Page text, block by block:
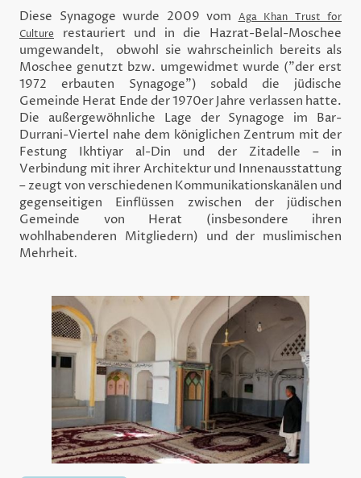
Diese Synagoge wurde 2009 vomAga Khan Trust for
Culture
restauriert und in die Hazrat-Belal-Moschee
umgewandelt, obwohl sie wahrscheinlich bereits als
Moschee genutzt bzw. umgewidmet wurde ("der erst
1972 erbauten Synagoge") sobald die jüdische
Gemeinde Herat Ende der 1970er Jahre verlassen hatte.
Die außergewöhnliche Lage der Synagoge im Bar-
Durrani-Viertel nahe dem königlichen Zentrum mit der
Festung Ikhtiyar al-Din und der Zitadelle – in
Verbindung mit ihrer Architektur und Innenausstattung
– zeugt von verschiedenen Kommunikationskanälen und
gegenseitigen Einflüssen zwischen der jüdischen
Gemeinde von Herat (insbesondere ihren
wohlhabenderen Mitgliedern) und der muslimischen
Mehrheit.